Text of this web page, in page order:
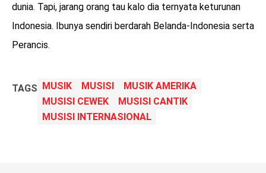
dunia. Tapi, jarang orang tau kalo dia ternyata keturunan
Indonesia. Ibunya sendiri berdarah Belanda-Indonesia serta
Perancis.
TAGS MUSIK MUSISI
MUSIK AMERIKA
MUSISI CEWEK
MUSISI CANTIK
MUSISI INTERNASIONAL